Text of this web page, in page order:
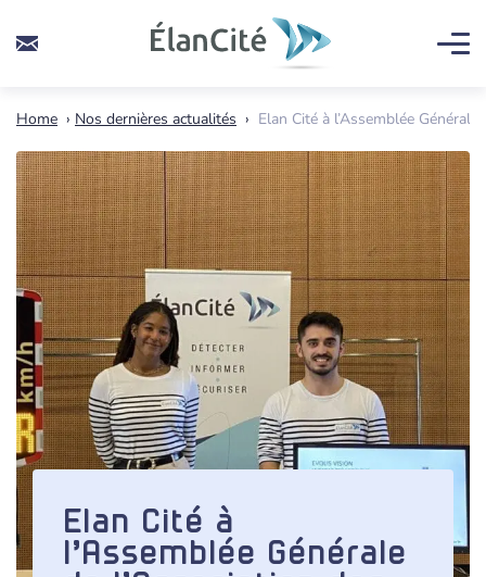
Home › Nos dernières actualités › Elan Cité à l’Assemblée
Elan Cité à
l’Assemblée Générale